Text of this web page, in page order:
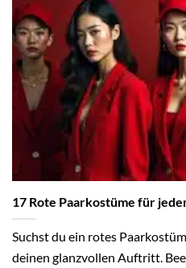
17 Rote Paarkostüme für
Suchst du ein rotes
deinen glanzvollen Auftritt.